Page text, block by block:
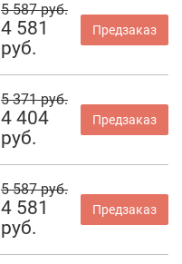
5 587 руб.
4 581
руб.
Предзаказ
5 371 руб.
4 404
руб.
Предзаказ
5 587 руб.
4 581
руб.
Предзаказ